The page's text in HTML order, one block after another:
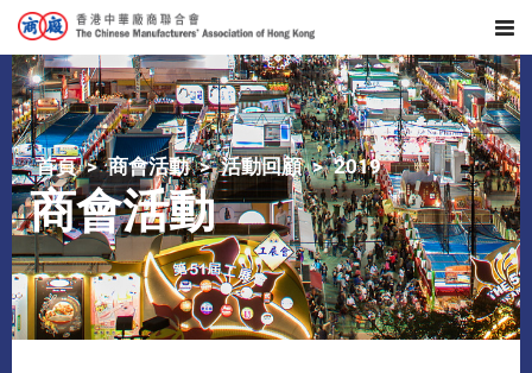
首頁 商會活動 活動回顧 2019
商會活動